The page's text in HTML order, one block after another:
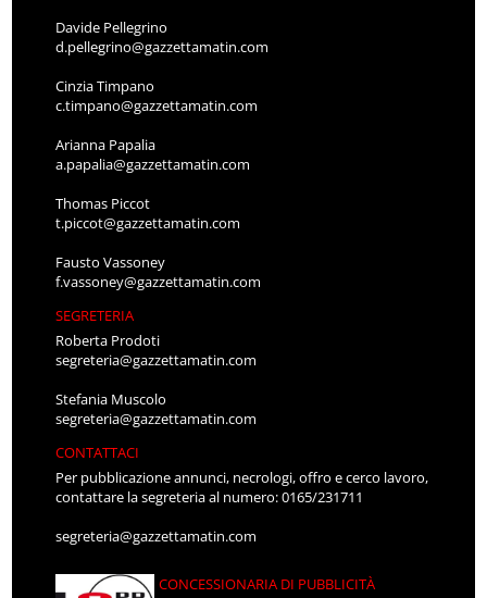
Davide Pellegrino
d.pellegrino@gazzettamatin.com
Cinzia Timpano
c.timpano@gazzettamatin.com
Arianna Papalia
a.papalia@gazzettamatin.com
Thomas Piccot
t.piccot@gazzettamatin.com
Fausto Vassoney
f.vassoney@gazzettamatin.com
SEGRETERIA
Roberta Prodoti
segreteria@gazzettamatin.com
Stefania Muscolo
segreteria@gazzettamatin.com
CONTATTACI
Per pubblicazione annunci, necrologi, offro e cerco lavoro,
contattare la segreteria al numero: 0165/231711
segreteria@gazzettamatin.com
CONCESSIONARIA DI PUBBLICITÀ